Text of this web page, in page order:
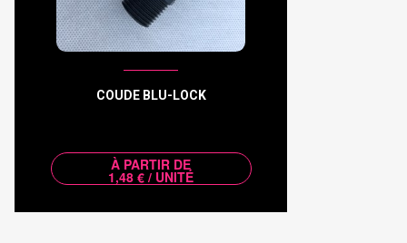
COUDE BLU-LOCK
À PARTIR DE
1,48 € / UNITÉ